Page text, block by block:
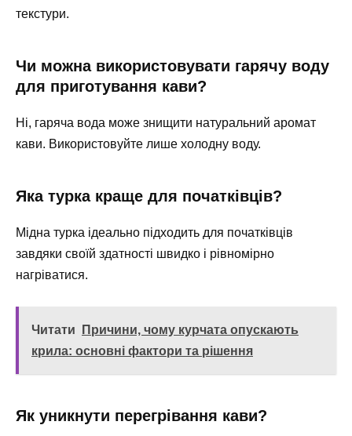
текстури.
Чи можна використовувати гарячу воду
для приготування кави?
Ні, гаряча вода може знищити натуральний аромат
кави. Використовуйте лише холодну воду.
Яка турка краще для початківців?
Мідна турка ідеально підходить для початківців
завдяки своїй здатності швидко і рівномірно
нагріватися.
Читати
Причини, чому курчата опускають
крила: основні фактори та рішення
Як уникнути перегрівання кави?